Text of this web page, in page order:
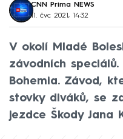
CNN Prima NEWS
11. čvc 2021, 14:32
V okolí Mladé
závodních
Bohemia. Závod,
stovky diváků, se
jezdce Škody Jana